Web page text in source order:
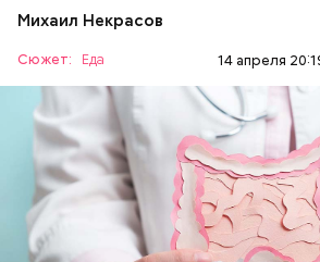
Михаил Некрасов
Сюжет: Еда 14 апреля
Ингредиенты: